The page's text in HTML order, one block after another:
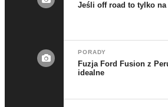
Jeśli off road to tylko
PORADY
Fuzja Ford Fusion z
idealne